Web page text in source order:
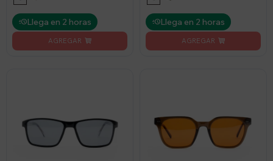
Llega en 2 horas Llega en 2 horas